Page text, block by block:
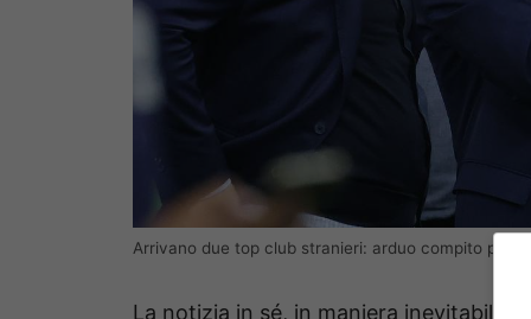
Arrivano due top club stranieri: arduo compito per
La notizia in sé, in maniera inevitabile,